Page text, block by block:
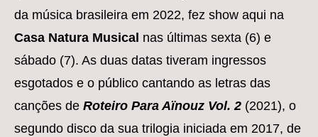
da música brasileira em 2022, fez show aqui na
Casa Natura Musical nas últimas sexta (6) e
sábado (7). As duas datas tiveram ingressos
esgotados e o público cantando as letras das
canções de Roteiro Para Aïnouz Vol. 2 (2021), o
segundo disco da sua trilogia iniciada em 2017, de